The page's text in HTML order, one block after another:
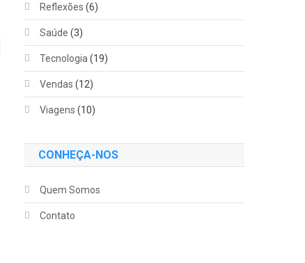
Reflexões (6)
Saúde (3)
Tecnologia (19)
Vendas (12)
Viagens (10)
CONHEÇA-NOS
Quem Somos
Contato